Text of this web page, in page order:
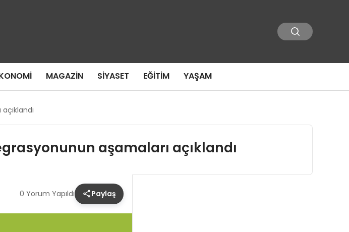
MAGAZIN SIYASET EĞITIM YAŞAM
aşamaları açıklandı
0 Yorum Yapıldı Paylaş